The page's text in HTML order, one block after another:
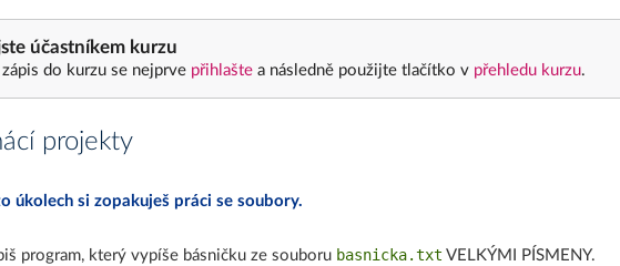
účastníkem kurzu
zápis do kurzu se nejprve přihlašte a následně použijte tlačítko v přehledu kurzu.
projekty
úkolech si zopakuješ práci se soubory.
program, který vypíše básničku ze souboru basnicka.txt VELKÝMI PÍSMENY.